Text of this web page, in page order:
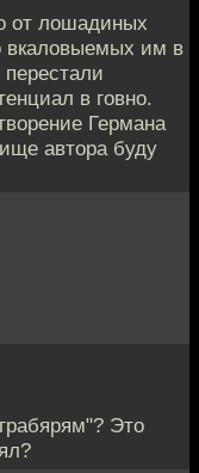
от лошадиных
вкаловыемых им в
в говно.
Германа
автора буду
Это